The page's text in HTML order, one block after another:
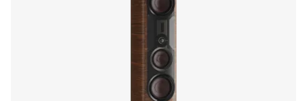
PRODUCTEN VERGELIJKEN